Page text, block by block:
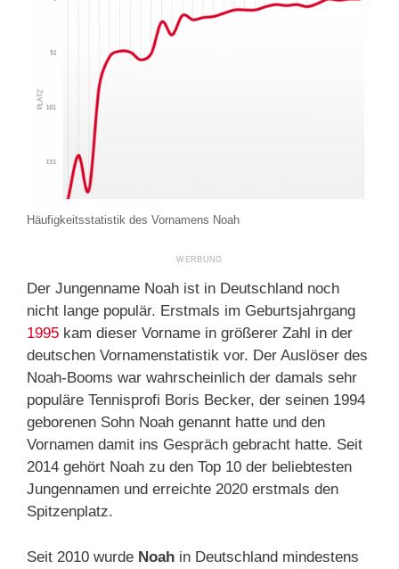
Häufigkeitsstatistik des Vornamens Noah
Der Jungenname Noah ist in Deutschland noch
nicht lange populär. Erstmals im Geburtsjahrgang
1995 kam dieser Vorname in größerer Zahl in der
deutschen Vornamenstatistik vor. Der Auslöser des
Noah-Booms war wahrscheinlich der damals sehr
populäre Tennisprofi Boris Becker, der seinen 1994
geborenen Sohn Noah genannt hatte und den
Vornamen damit ins Gespräch gebracht hatte. Seit
2014 gehört Noah zu den Top 10 der beliebtesten
Jungennamen und erreichte 2020 erstmals den
Spitzenplatz.
Seit 2010 wurde Noah in Deutschland mindestens